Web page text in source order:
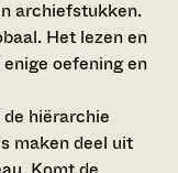
archiefstukken.
Het lezen en
oefening en
hiërarchie
maken deel uit